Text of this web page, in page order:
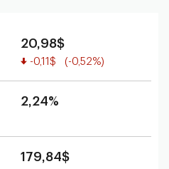
20,98$
Valeur réduite
-0,11$ (-0,52%)
2,24%
179,84$